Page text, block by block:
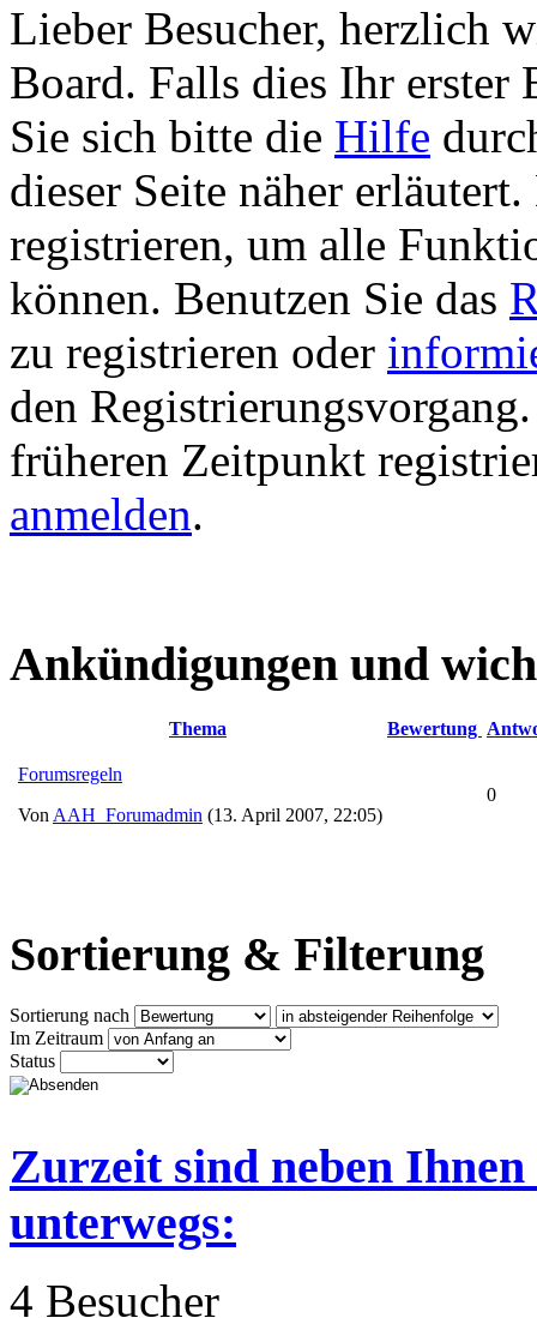
Lieber Besucher, herzlich
Board. Falls dies Ihr erster
Sie sich bitte die Hilfe
dieser Seite näher
registrieren, um alle
können. Benutzen Sie das
zu registrieren oder
den
früheren Zeitpunkt
anmelden.
Ankündigungen und
Thema Bewertung
Forumsregeln
Von AAH_Forumadmin (13. April 2007, 22:05)
0
Sortierung & Filterung
Sortierung nach
Im Zeitraum
Status
Zurzeit sind neben
unterwegs:
4 Besucher